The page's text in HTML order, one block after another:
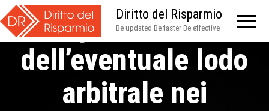
Diritto del Risparmio
Be updated Be faster Be effective
compromissoria e
dell’eventuale lodo
arbitrale nei